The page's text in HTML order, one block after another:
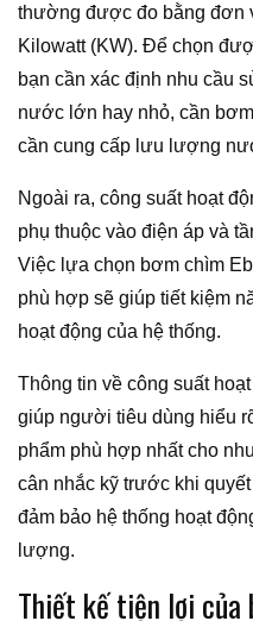
thường được đo bằng đơn
Kilowatt (KW). Để chọn
bạn cần xác định nhu cầu
nước lớn hay nhỏ, cần
cần cung cấp lưu lượng
Ngoài ra, công suất hoạt
phụ thuộc vào điện áp và
Việc lựa chọn bơm chìm
phù hợp sẽ giúp tiết kiệm
hoạt động của hệ thống.
Thông tin về công suất
giúp người tiêu dùng hiểu
phẩm phù hợp nhất cho
cân nhắc kỹ trước khi
đảm bảo hệ thống hoạt
lượng.
Thiết kế tiện lợi của